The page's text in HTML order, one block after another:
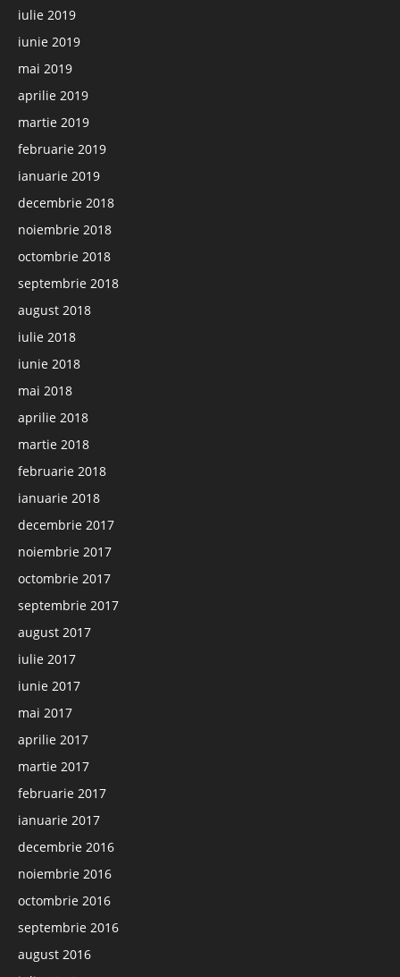
iulie 2019
iunie 2019
mai 2019
aprilie 2019
martie 2019
februarie 2019
ianuarie 2019
decembrie 2018
noiembrie 2018
octombrie 2018
septembrie 2018
august 2018
iulie 2018
iunie 2018
mai 2018
aprilie 2018
martie 2018
februarie 2018
ianuarie 2018
decembrie 2017
noiembrie 2017
octombrie 2017
septembrie 2017
august 2017
iulie 2017
iunie 2017
mai 2017
aprilie 2017
martie 2017
februarie 2017
ianuarie 2017
decembrie 2016
noiembrie 2016
octombrie 2016
septembrie 2016
august 2016